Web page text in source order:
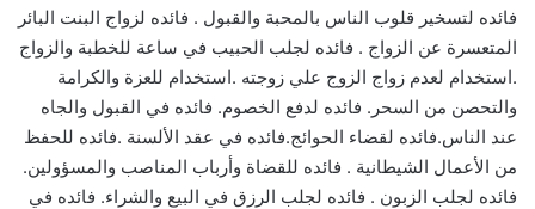
فائده لتسخير قلوب الناس بالمحبة والقبول . فائده لزواج البنت البائر
المتعسرة عن الزواج . فائده لجلب الحبيب في ساعة للخطبة والزواج
.استخدام لعدم زواج الزوج علي زوجته .استخدام للعزة والكرامة
والتحصن من السحر. فائده لدفع الخصوم. فائده في القبول والجاه
عند الناس.فائده لقضاء الحوائج.فائده في عقد الألسنة .فائده للحفظ
من الأعمال الشيطانية . فائده للقضاة وأرباب المناصب والمسؤولين.
فائده لجلب الزبون . فائده لجلب الرزق في البيع والشراء. فائده في